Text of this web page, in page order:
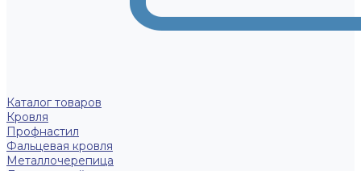
Каталог товаров
Кровля
Профнастил
Фальцевая кровля
Металлочерепица